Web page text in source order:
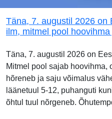
Täna, 7. augustil 2026 on
ilm, mitmel pool
Täna, 7. augustil 2026 on
Mitmel pool sajab hoovihma,
hõreneb ja saju võimalus
läänetuul 5-12, puhanguti
õhtul tuul nõrgeneb.